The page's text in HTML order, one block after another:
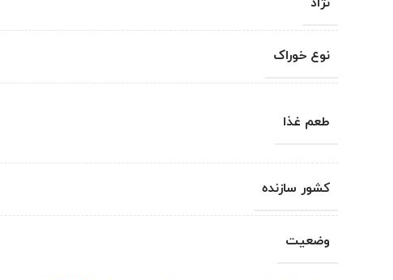
نوع خوراک
طعم غذا
کشور سازنده
وضعیت